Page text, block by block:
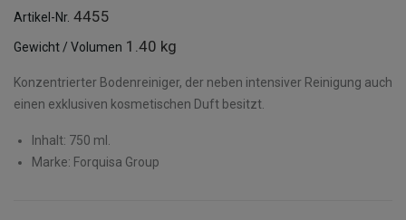
Artikel-Nr. 4455
Gewicht / Volumen 1.40 kg
Konzentrierter Bodenreiniger, der neben intensiver Reinigung auch
einen exklusiven kosmetischen Duft besitzt.
Inhalt: 750 ml.
Marke: Forquisa Group